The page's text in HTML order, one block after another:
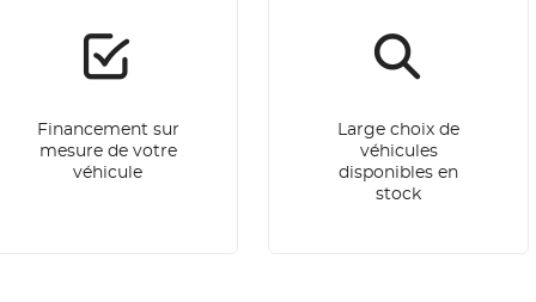
Financement sur
mesure de votre
véhicule
Large choix de
véhicules
disponibles en
stock